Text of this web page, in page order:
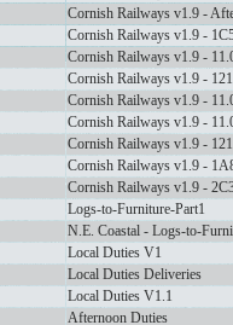
Cornish Railways v1.9 -
Cornish Railways v1.9 -
Cornish Railways v1.9 -
Cornish Railways v1.9 -
Cornish Railways v1.9 -
Cornish Railways v1.9 -
Cornish Railways v1.9 -
Cornish Railways v1.9 -
Cornish Railways v1.9 -
Logs-to-Furniture-Part1
N.E. Coastal - Logs-to-
Local Duties V1
Local Duties Deliveries
Local Duties V1.1
Afternoon Duties